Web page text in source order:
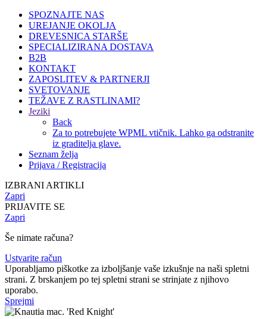
SPOZNAJTE NAS
UREJANJE OKOLJA
DREVESNICA STARŠE
SPECIALIZIRANA DOSTAVA
B2B
KONTAKT
ZAPOSLITEV & PARTNERJI
SVETOVANJE
TEŽAVE Z RASTLINAMI?
Jeziki
Back
Za to potrebujete WPML vtičnik. Lahko ga odstranite
iz graditelja glave.
Seznam želja
Prijava / Registracija
IZBRANI ARTIKLI
Zapri
PRIJAVITE SE
Zapri
Še nimate računa?
Ustvarite račun
Uporabljamo piškotke za izboljšanje vaše izkušnje na naši spletni
strani. Z brskanjem po tej spletni strani se strinjate z njihovo
uporabo.
Sprejmi